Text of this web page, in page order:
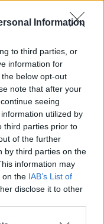
Information
to third parties, or
information for
below opt-out
note that after your
seeing
utilized by
third parties prior to
of the further
by third parties on the
information may
on the IAB’s List of
disclose it to other